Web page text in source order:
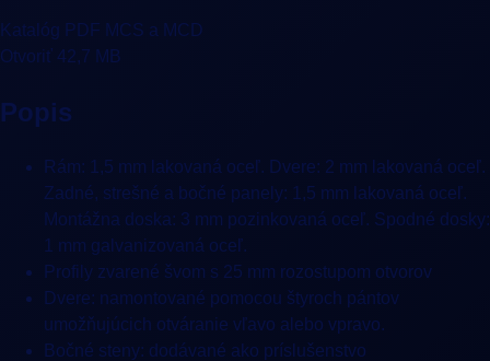
Katalóg PDF MCS a MCD
Otvoriť 42,7 MB
Popis
Rám: 1,5 mm lakovaná oceľ. Dvere: 2 mm lakovaná oceľ.
Zadné, strešné a bočné panely: 1,5 mm lakovaná oceľ.
Montážna doska: 3 mm pozinkovaná oceľ. Spodné dosky:
1 mm galvanizovaná oceľ.
Profily zvarené švom s 25 mm rozostupom otvorov
Dvere: namontované pomocou štyroch pántov
umožňujúcich otváranie vľavo alebo vpravo.
Bočné steny: dodávané ako príslušenstvo